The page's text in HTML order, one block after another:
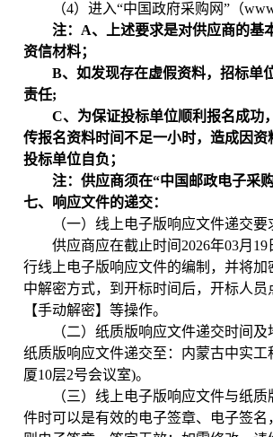
（4）进入“中国政府采购网”（
注：A、上述要求是对供应商的基
资信材料；
B、如发现存在虚假资料，招标单
责任;
C、为保证投标单位顺利报名成功
传报名资料时间不足一小时，造成因
投标单位自负；
注：供应商须在“中国邮政电子采
七、响应文件的递交：
（一）线上电子版响应文件递交要
供应商应在截止时间2026年03月
行线上电子版响应文件的编制，并将
中解密方式，到开标时间后，开标人
【手动解密】等操作。
（二） 纸质版响应文件递交时间及
纸质版响应文件递交至：内蒙古中实
厦10层2号会议室)。
（三）线上电子版响应文件与纸
件时可以是有效的电子签章、电子签